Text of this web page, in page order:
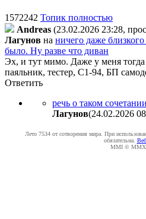
1572242 Топик полностью
Andreas (23.02.2026 23:28,
Лaгyнoв на ничего даже
было. Ну разве что диван
Эх, и тут мимо. Даже у меня
паяльник, тестер, С1-94, БП
Ответить
речь о таком
Лaгyнoв(24.02.2026
Лето 7534 от сотворения мира. При
обязательна.
MMI ©